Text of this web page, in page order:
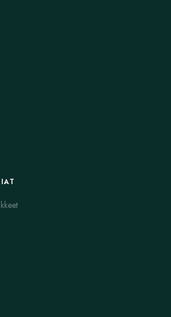
löytyy monia vaihtoehtoja.
mikä auttaa saamaan ja ylläpitämään
nopeavaikutteinen. Levitra on hyvä
Lisäksi löytyy
siemensyöksyä.
tunnettuja edullisempia vaihtoehtoja. Ne
vardenafiilia ja toimivat hyvin